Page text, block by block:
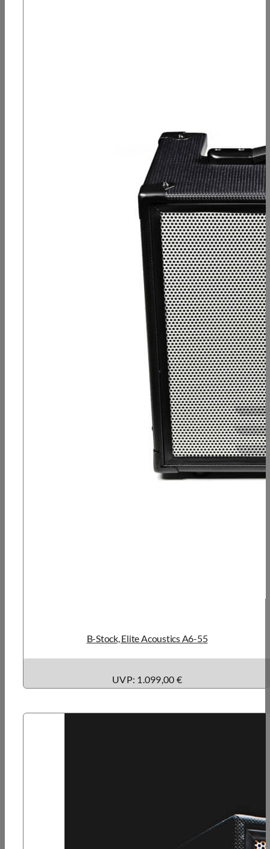
B-Stock, Elite Acoustics A6-55
UVP: 1.099,00 €